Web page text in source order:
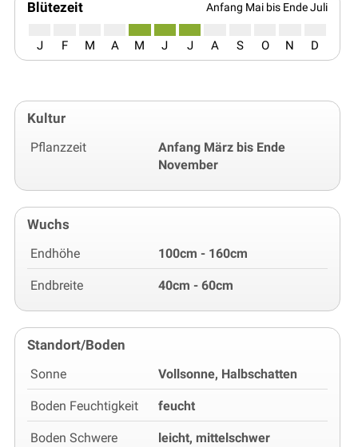
Blütezeit Anfang Mai bis Ende Juli
J F M A M J J A S O N D
Kultur
Pflanzzeit
Anfang März bis Ende
November
Wuchs
Endhöhe 100cm - 160cm
Endbreite 40cm - 60cm
Standort/Boden
Sonne Vollsonne, Halbschatten
Boden Feuchtigkeit feucht
Boden Schwere leicht, mittelschwer